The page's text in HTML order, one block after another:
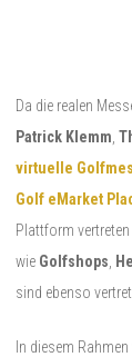
Da die realen
Patrick Klemm
virtuelle
Golf eMarket
Plattform
wie Golfshops
sind ebenso
In diesem